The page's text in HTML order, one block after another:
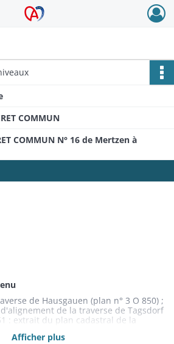
Alsace - Colmar
COMMUN
COMMUN N° 16 de Mertzen à
de Hausgauen (plan n° 3 O 850) ;
de la traverse de Tagsdorf
: extrait du plan cadastral de la
de Neuwiller et Hagenthal-le-
Afficher plus